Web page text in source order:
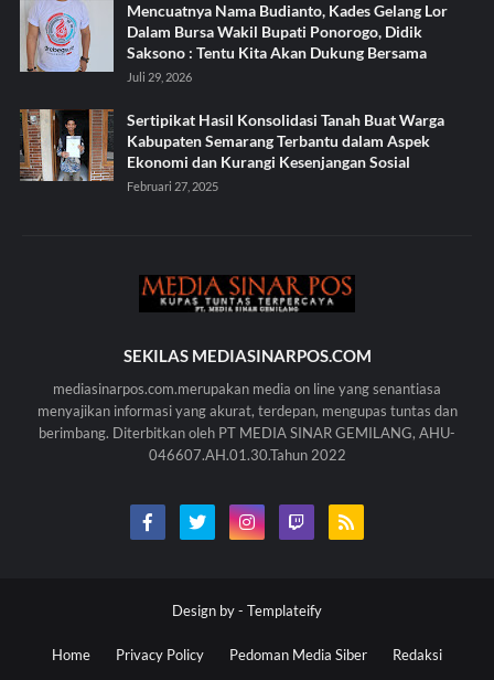
Mencuatnya Nama Budianto, Kades Gelang Lor
Dalam Bursa Wakil Bupati Ponorogo, Didik
Saksono : Tentu Kita Akan Dukung Bersama
Juli 29, 2026
Sertipikat Hasil Konsolidasi Tanah Buat Warga
Kabupaten Semarang Terbantu dalam Aspek
Ekonomi dan Kurangi Kesenjangan Sosial
Februari 27, 2025
SEKILAS MEDIASINARPOS.COM
mediasinarpos.com.merupakan media on line yang senantiasa
menyajikan informasi yang akurat, terdepan, mengupas tuntas dan
berimbang. Diterbitkan oleh PT MEDIA SINAR GEMILANG, AHU-
046607.AH.01.30.Tahun 2022
Design by - Templateify
Home Privacy Policy Pedoman Media Siber Redaksi